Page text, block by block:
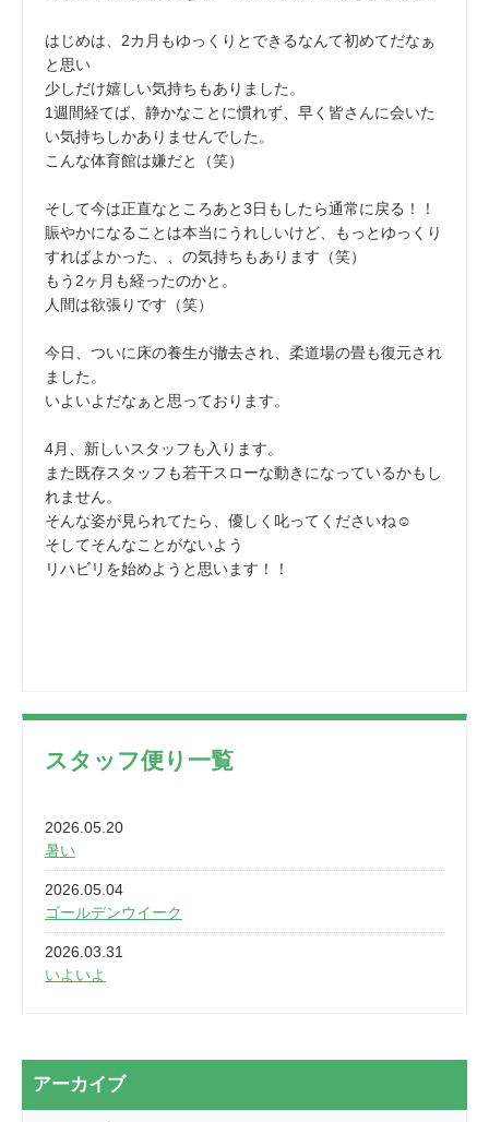
はじめは、2カ月もゆっくりとできるなんて初めてだなぁ
と思い
少しだけ嬉しい気持ちもありました。
1週間経てば、静かなことに慣れず、早く皆さんに会いた
い気持ちしかありませんでした。
こんな体育館は嫌だと（笑）
そして今は正直なところあと3日もしたら通常に戻る！！
賑やかになることは本当にうれしいけど、もっとゆっくり
すればよかった、、の気持ちもあります（笑）
もう2ヶ月も経ったのかと。
人間は欲張りです（笑）
今日、ついに床の養生が撤去され、柔道場の畳も復元され
ました。
いよいよだなぁと思っております。
4月、新しいスタッフも入ります。
また既存スタッフも若干スローな動きになっているかもし
れません。
そんな姿が見られてたら、優しく叱ってくださいね☺
そしてそんなことがないよう
リハビリを始めようと思います！！
スタッフ便り一覧
2026.05.20
暑い
2026.05.04
ゴールデンウイーク
2026.03.31
いよいよ
2026.03.20
なぎなた
アーカイブ